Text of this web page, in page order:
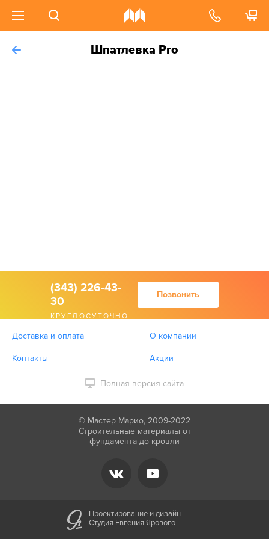
Шпатлевка Pro
(343) 226-43-
30
КРУГЛОСУТОЧНО
Позвонить
Доставка и оплата О компании
Контакты Акции
Полная версия сайта
© Мастер Марио, 2009-2022
Строительные материалы от
фундамента до кровли
Проектирование и дизайн —
Студия Евгения Ярового